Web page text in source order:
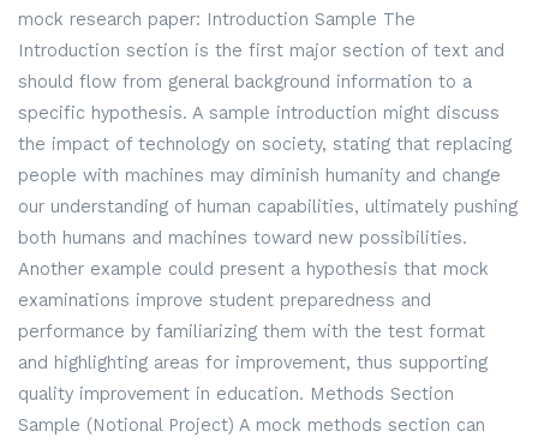
mock research paper: Introduction Sample The
Introduction section is the first major section of text and
should flow from general background information to a
specific hypothesis. A sample introduction might discuss
the impact of technology on society, stating that replacing
people with machines may diminish humanity and change
our understanding of human capabilities, ultimately pushing
both humans and machines toward new possibilities.
Another example could present a hypothesis that mock
examinations improve student preparedness and
performance by familiarizing them with the test format
and highlighting areas for improvement, thus supporting
quality improvement in education. Methods Section
Sample (Notional Project) A mock methods section can